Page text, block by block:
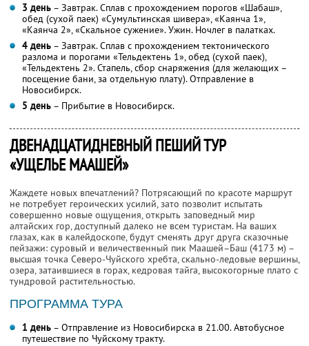
3 день – Завтрак. Сплав с прохождением порогов «Шабаш»,
обед (сухой паек) «Сумультинская шивера», «Каянча 1»,
«Каянча 2», «Скальное сужение». Ужин. Ночлег в палатках.
4 день – Завтрак. Сплав с прохождением тектонического
разлома и порогами «Тельдектень 1», обед (сухой паек),
«Тельдектень 2». Стапель, сбор снаряжения (для желающих –
посещение бани, за отдельную плату). Отправление в
Новосибирск.
5 день – Прибытие в Новосибирск.
ДВЕНАДЦАТИДНЕВНЫЙ ПЕШИЙ ТУР
«УЩЕЛЬЕ МААШЕЙ»
Жаждете новых впечатлений? Потрясающий по красоте маршрут
не потребует героических усилий, зато позволит испытать
совершенно новые ощущения, открыть заповедный мир
алтайских гор, доступный далеко не всем туристам. На ваших
глазах, как в калейдоскопе, будут сменять друг друга сказочные
пейзажи: суровый и величественный пик Маашей–Баш (4173 м) –
высшая точка Северо-Чуйского хребта, скально-ледовые вершины,
озера, затаившиеся в горах, кедровая тайга, высокогорные плато с
тундровой растительностью.
ПРОГРАММА ТУРА
1 день – Отправление из Новосибирска в 21.00. Автобусное
путешествие по Чуйскому тракту.